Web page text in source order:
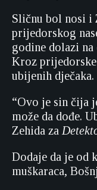
Sličnu bol nosi i
prijedorskog
godine dolazi
Kroz
ubijenih dječaka.
“Ovo je sin čija
može da dođe.
Zehida za
Dodaje da je od
muškaraca,